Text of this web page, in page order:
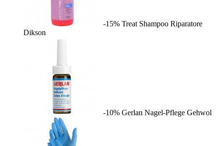
-15% Treat Shampoo Riparatore
Dikson
-10% Gerlan Nagel-Pflege Gehwol